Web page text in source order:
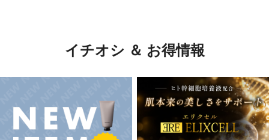
イチオシ ＆ お得情報